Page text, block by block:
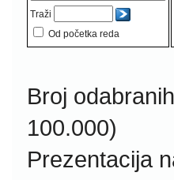
Traži
Od početka reda
Broj
100.000)
Prezentacija